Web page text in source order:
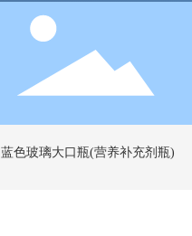
蓝色玻璃大口瓶(营养补充剂瓶)